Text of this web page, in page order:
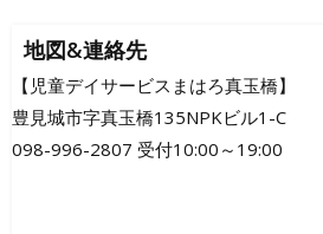
地図&連絡先
【児童デイサービスまはろ真玉橋】
豊見城市字真玉橋135NPKビル1-C
098-996-2807 受付10:00～19:00